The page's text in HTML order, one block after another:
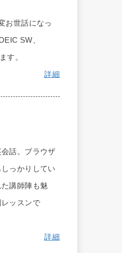
お世話になっ
SW、
す。
詳細
話。ブラウザ
っかりしてい
講師陣も魅
ッスンで
詳細